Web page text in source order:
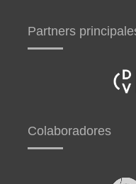
Partners
Colaboradores